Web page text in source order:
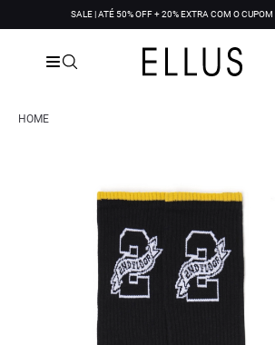
SALE | ATÉ 50% OFF + 20% EXTRA COM O CUPOM
HOME